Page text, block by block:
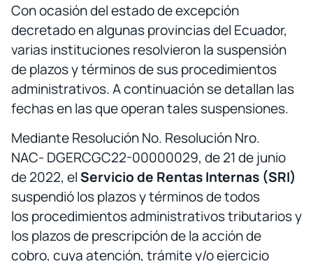
Con ocasión del estado de excepción
decretado en algunas provincias del Ecuador,
varias instituciones resolvieron la suspensión
de plazos y términos de sus procedimientos
administrativos. A continuación se detallan las
fechas en las que operan tales suspensiones.
Mediante Resolución No. Resolución Nro.
NAC- DGERCGC22-00000029, de 21 de junio
de 2022, elServicio de Rentas Internas (SRI)
suspendió los plazos y términos de todos
los procedimientos administrativos tributarios y
los plazos de prescripción de la acción de
cobro, cuya atención, trámite y/o ejercicio